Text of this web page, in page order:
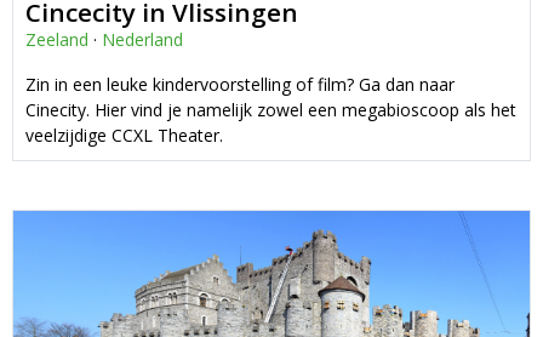
Cincecity in Vlissingen
Zeeland · Nederland
Zin in een leuke kindervoorstelling of film? Ga dan naar
Cinecity. Hier vind je namelijk zowel een megabioscoop als het
veelzijdige CCXL Theater.